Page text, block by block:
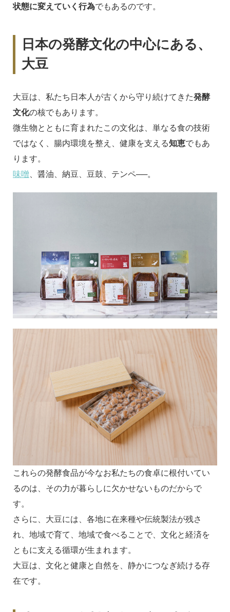
状態に変えていく行為でもあるのです。
日本の発酵文化の中心にある、
大豆
大豆は、私たち日本人が古くから守り続けてきた発酵
文化の核でもあります。
微生物とともに育まれたこの文化は、単なる食の技術
ではなく、腸内環境を整え、健康を支える知恵でもあ
ります。
味噌 、醤油、納豆、豆鼓、テンペ──。
これらの発酵食品が今なお私たちの食卓に根付いてい
るのは、その力が暮らしに欠かせないものだからで
す。
さらに、大豆には、各地に在来種や伝統製法が残さ
れ、地域で育て、地域で食べることで、文化と経済を
ともに支える循環が生まれます。
大豆は、文化と健康と自然を、静かにつなぎ続ける存
在です。